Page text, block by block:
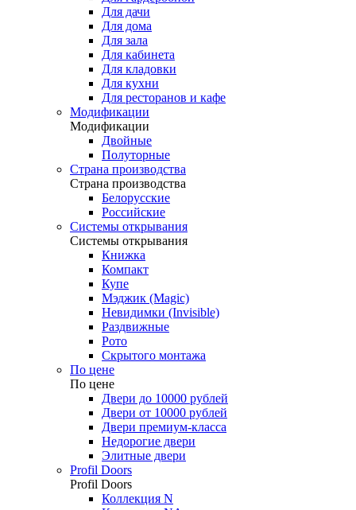
Для дачи
Для дома
Для зала
Для кабинета
Для кладовки
Для кухни
Для ресторанов и кафе
Модификации
Модификации
Двойные
Полуторные
Страна производства
Страна производства
Белорусские
Российские
Системы открывания
Системы открывания
Книжка
Компакт
Купе
Мэджик (Magic)
Невидимки (Invisible)
Раздвижные
Рото
Скрытого монтажа
По цене
По цене
Двери до 10000 рублей
Двери от 10000 рублей
Двери премиум-класса
Недорогие двери
Элитные двери
Profil Doors
Profil Doors
Коллекция N